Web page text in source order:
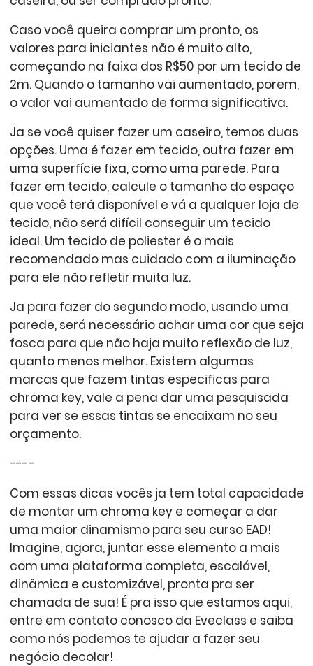
Caso você queira comprar um pronto, os
valores para iniciantes não é muito alto,
começando na faixa dos R$50 por um tecido de
2m. Quando o tamanho vai aumentado, porem,
o valor vai aumentado de forma significativa.
Ja se você quiser fazer um caseiro, temos duas
opções. Uma é fazer em tecido, outra fazer em
uma superfície fixa, como uma parede. Para
fazer em tecido, calcule o tamanho do espaço
que você terá disponível e vá a qualquer loja de
tecido, não será difícil conseguir um tecido
ideal. Um tecido de poliester é o mais
recomendado mas cuidado com a iluminação
para ele não refletir muita luz.
Ja para fazer do segundo modo, usando uma
parede, será necessário achar uma cor que seja
fosca para que não haja muito reflexão de luz,
quanto menos melhor. Existem algumas
marcas que fazem tintas especificas para
chroma key, vale a pena dar uma pesquisada
para ver se essas tintas se encaixam no seu
orçamento.
----
Com essas dicas vocês ja tem total capacidade
de montar um chroma key e começar a dar
uma maior dinamismo para seu curso EAD!
Imagine, agora, juntar esse elemento a mais
com uma plataforma completa, escalável,
dinâmica e customizável, pronta pra ser
chamada de sua! É pra isso que estamos aqui,
entre em contato conosco da Eveclass e saiba
como nós podemos te ajudar a fazer seu
negócio decolar!